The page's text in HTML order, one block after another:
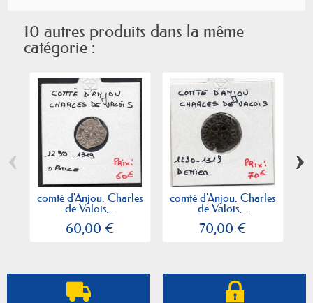
10 autres produits dans la même
catégorie :
comté d'Anjou, Charles
de Valois,...
60,00 €
comté d'Anjou, Charles
de Valois,...
70,00 €
‹ ›